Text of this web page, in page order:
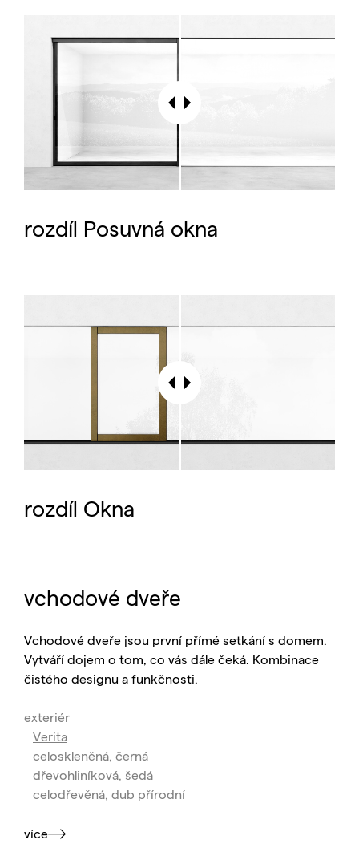
rozdíl Posuvná okna
rozdíl Okna
vchodové dveře
Vchodové dveře jsou první přímé setkání s domem.
Vytváří dojem o tom, co vás dále čeká. Kombinace
čistého designu a funkčnosti.
exteriér
Verita
celoskleněná, černá
dřevohliníková, šedá
celodřevěná, dub přírodní
více